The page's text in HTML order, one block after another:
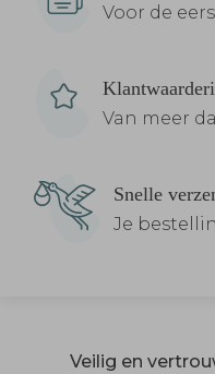
Voor de
Van meer
Snelle
Je
Veilig en